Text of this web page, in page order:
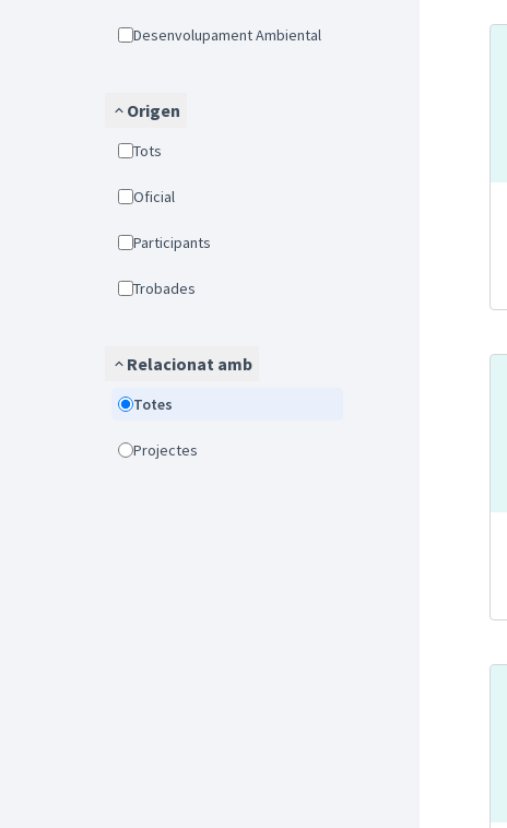
Desenvolupament Ambiental
Origen
Tots
Oficial
Participants
Trobades
Relacionat amb
Totes
Projectes